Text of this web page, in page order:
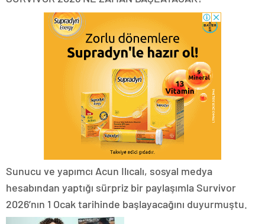
Sunucu ve yapımcı Acun Ilıcalı, sosyal medya
hesabından yaptığı sürpriz bir paylaşımla Survivor
2026’nın 1 Ocak tarihinde başlayacağını duyurmuştu.